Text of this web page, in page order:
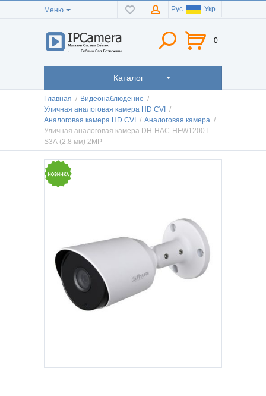
Меню Рус Укр
0
Каталог
Главная / Видеонаблюдение /
Уличная аналоговая камера HD CVI
/
Аналоговая камера HD CVI
/ Аналоговая камера /
Уличная аналоговая камера DH-HAC-HFW1200T-
S3A (2.8 мм) 2MP